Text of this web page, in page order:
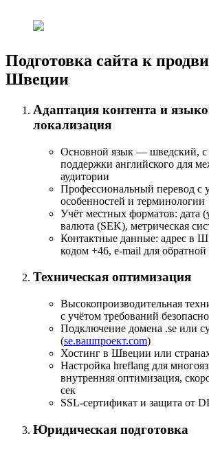
Подготовка сайта к
Швеции
Адаптация контента и
локализация
Основной язык — шведский, с
поддержки английского для
аудитории
Профессиональный перевод с
особенностей и терминологии
Учёт местных форматов: дата
валюта (SEK), метрическая
Контактные данные: адрес в
кодом +46, e-mail для обратной
Техническая оптимизация
Высокопроизводительная
с учётом требований
Подключение домена .se или
(se.вашпроект.com)
Хостинг в Швеции или
Настройка hreflang для
внутренняя оптимизация,
сек
SSL-сертификат и защита от
Юридическая подготовка